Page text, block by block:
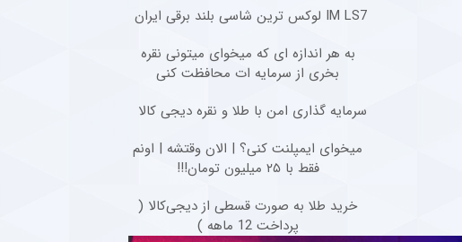
تکمیل کادرفنی پرسپولیس بدون حضور مربی جدید
به نظر می‌رسد که تیم فوتبال پرسپولیس در حالی وارد مسابقات لیگ برتر خواهد شد که مربی جدیدی به
IM LS7 لوکس ترین شاسی بلند برقی ایران
به هر اندازه ای که میخوای میتونی نقره
بخری از سرمایه ات محافظت کنی
سرمایه گذاری امن با طلا و نقره دیجی کالا
میخوای ایمپلنت کنی؟ | الان وقتشه | اونم
فقط با ۲۵ میلیون تومان!!!
خرید طلا به صورت قسطی از دیجی‌کالا (
پرداخت 12 ماهه )